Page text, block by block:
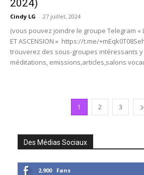
2024)
Cindy LG - 27 juillet, 2024
(vous pouvez joindre le groupe Telegram «
ET ASCENSION » https://t.me/
trouverez des sous-groupes intéressants y
méditations, emissions,articles,salons
1 2 3
Des Médias Sociaux
2,900 Fans